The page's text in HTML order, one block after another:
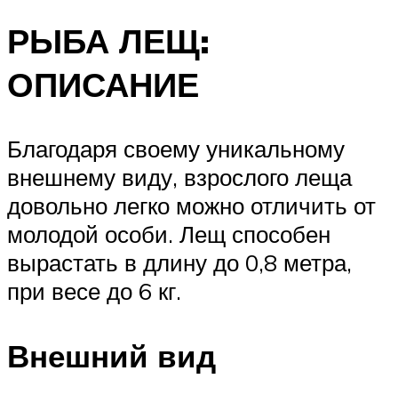
РЫБА ЛЕЩ:
ОПИСАНИЕ
Благодаря своему уникальному
внешнему виду, взрослого леща
довольно легко можно отличить от
молодой особи. Лещ способен
вырастать в длину до 0,8 метра,
при весе до 6 кг.
Внешний вид